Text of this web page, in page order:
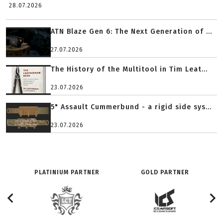
28.07.2026
ATN Blaze Gen 6: The Next Generation of ...
27.07.2026
The History of the Multitool in Tim Leat...
23.07.2026
5" Assault Cummerbund - a rigid side sys...
23.07.2026
PLATINIUM PARTNER GOLD PARTNER